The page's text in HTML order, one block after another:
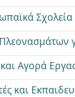
Σχολεία
Αγορά
και